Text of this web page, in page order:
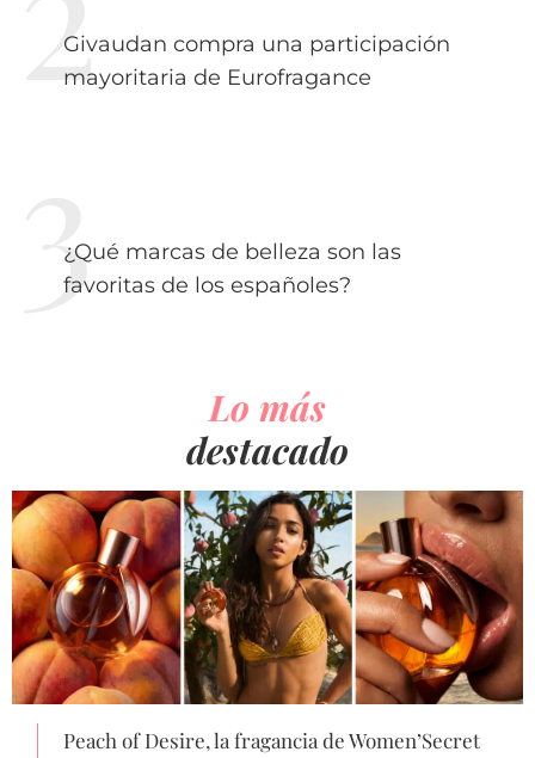
Givaudan compra una participación
mayoritaria de Eurofragance
¿Qué marcas de belleza son las
favoritas de los españoles?
Lo más
destacado
Peach of Desire, la fragancia de Women’Secret